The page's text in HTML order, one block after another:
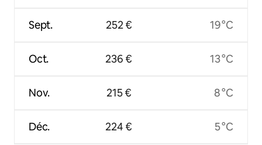
Sept.
Oct.
Nov.
Déc.
252 €
236 €
215 €
224 €
19 °C
13 °C
8 °C
5 °C